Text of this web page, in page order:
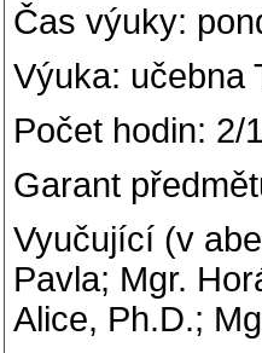
Čas výuky:
Výuka: učebna
Počet hodin: 2/
Garant
Vyučující (v
Pavla; Mgr.
Alice, Ph.D.;